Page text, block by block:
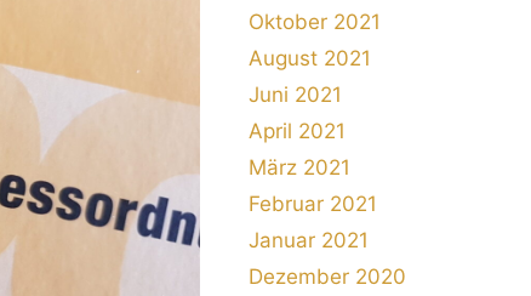
Oktober 2021
August 2021
Juni 2021
April 2021
März 2021
Februar 2021
Januar 2021
Dezember 2020